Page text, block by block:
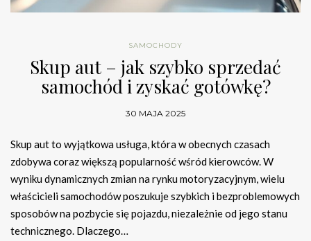
SAMOCHODY
Skup aut – jak szybko sprzedać
samochód i zyskać gotówkę?
30 MAJA 2025
Skup aut to wyjątkowa usługa, która w obecnych czasach
zdobywa coraz większą popularność wśród kierowców. W
wyniku dynamicznych zmian na rynku motoryzacyjnym, wielu
właścicieli samochodów poszukuje szybkich i bezproblemowych
sposobów na pozbycie się pojazdu, niezależnie od jego stanu
technicznego. Dlaczego…